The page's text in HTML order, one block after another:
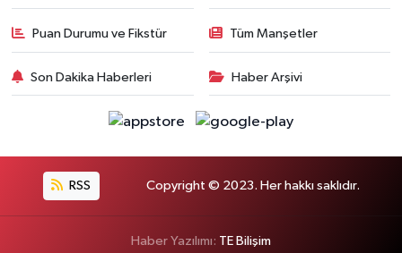
Puan Durumu ve Fikstür Tüm Manşetler
Son Dakika Haberleri Haber Arşivi
RSS Copyright © 2023. Her hakkı saklıdır.
Haber Yazılımı: TE Bilişim